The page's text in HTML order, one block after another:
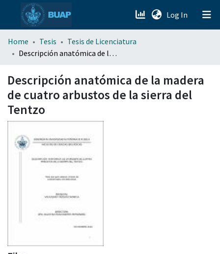
Log In (current)
menu.section.about_menu
Home Tesis
Tesis de Licenciatura
Descripción anatómica de la madera de cuatro arbustos de la sierra del Tentzo
Descripción anatómica de la madera
de cuatro arbustos de la sierra del
Tentzo